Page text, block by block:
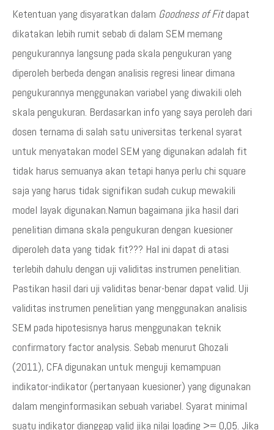
Ketentuan yang disyaratkan dalam Goodness of Fitdapat
dikatakan lebih rumit sebab di dalam SEM memang
pengukurannya langsung pada skala pengukuran yang
diperoleh berbeda dengan analisis regresi linear dimana
pengukurannya menggunakan variabel yang diwakili oleh
skala pengukuran. Berdasarkan info yang saya peroleh dari
dosen ternama di salah satu universitas terkenal syarat
untuk menyatakan model SEM yang digunakan adalah fit
tidak harus semuanya akan tetapi hanya perlu chi square
saja yang harus tidak signifikan sudah cukup mewakili
model layak digunakan.Namun bagaimana jika hasil dari
penelitian dimana skala pengukuran dengan kuesioner
diperoleh data yang tidak fit??? Hal ini dapat di atasi
terlebih dahulu dengan uji validitas instrumen penelitian.
Pastikan hasil dari uji validitas benar-benar dapat valid. Uji
validitas instrumen penelitian yang menggunakan analisis
SEM pada hipotesisnya harus menggunakan teknik
confirmatory factor analysis. Sebab menurut Ghozali
(2011), CFA digunakan untuk menguji kemampuan
indikator-indikator (pertanyaan kuesioner) yang digunakan
dalam menginformasikan sebuah variabel. Syarat minimal
suatu indikator dianggap valid jika nilai loading >= 0,05. Jika